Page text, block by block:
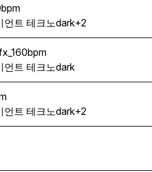
언트 테크노dark+2
택
언트 테크노dark
언트 테크노dark+2